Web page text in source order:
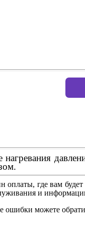
где вам
и
ошибки можете